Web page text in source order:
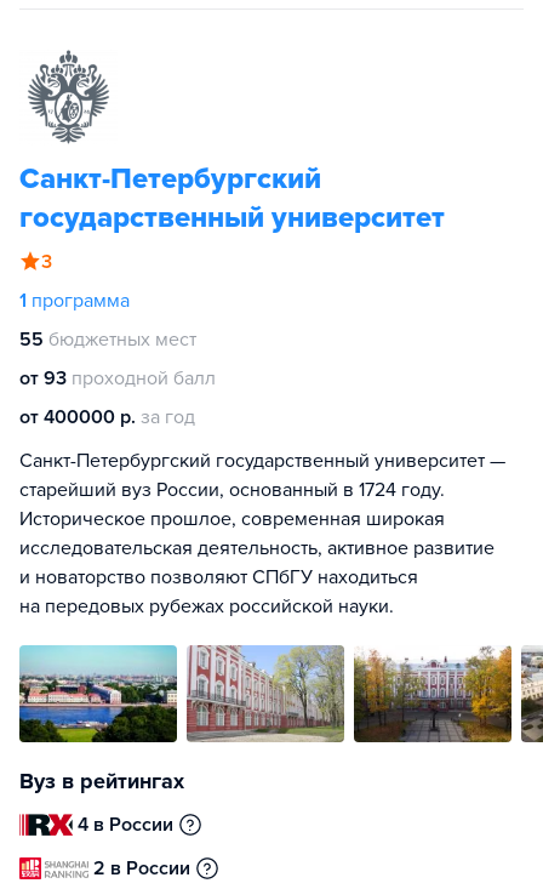
Санкт-Петербургский
государственный университет
3
1 программа
55 бюджетных мест
от 93 проходной балл
от 400000 р. за год
Санкт-Петербургский государственный университет —
старейший вуз России, основанный в 1724 году.
Историческое прошлое, современная широкая
исследовательская деятельность, активное развитие
и новаторство позволяют СПбГУ находиться
на передовых рубежах российской науки.
Вуз в рейтингах
4 в России
2 в России